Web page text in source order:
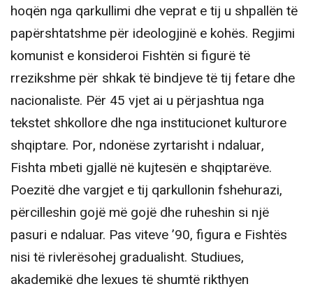
hoqën nga qarkullimi dhe veprat e tij u shpallën të
papërshtatshme për ideologjinë e kohës. Regjimi
komunist e konsideroi Fishtën si figurë të
rrezikshme për shkak të bindjeve të tij fetare dhe
nacionaliste. Për 45 vjet ai u përjashtua nga
tekstet shkollore dhe nga institucionet kulturore
shqiptare. Por, ndonëse zyrtarisht i ndaluar,
Fishta mbeti gjallë në kujtesën e shqiptarëve.
Poezitë dhe vargjet e tij qarkullonin fshehurazi,
përcilleshin gojë më gojë dhe ruheshin si një
pasuri e ndaluar. Pas viteve ’90, figura e Fishtës
nisi të rivlerësohej gradualisht. Studiues,
akademikë dhe lexues të shumtë rikthyen